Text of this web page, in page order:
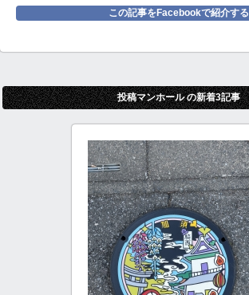
この記事をFacebookで紹介する
投稿マンホール の新着3記事